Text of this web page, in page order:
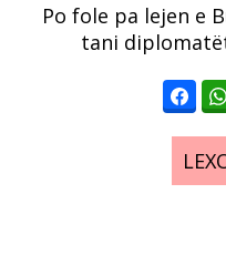
Po fole pa lejen e
tani